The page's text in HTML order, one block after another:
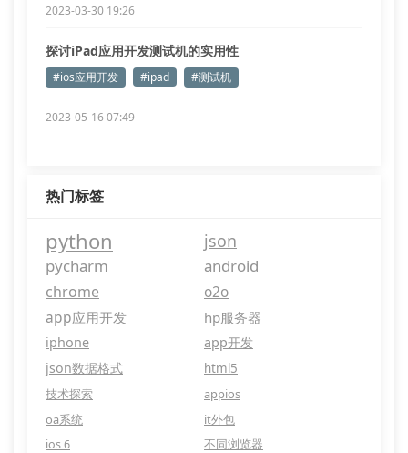
2023-03-30 19:26
探讨iPad应用开发测试机的实用性
#ios应用开发 #ipad #测试机
2023-05-16 07:49
热门标签
python json
pycharm android
chrome
o2o
app应用开发
hp服务器
iphone
app开发
json数据格式
html5
技术探索
appios
oa系统
it外包
ios 6
不同浏览器